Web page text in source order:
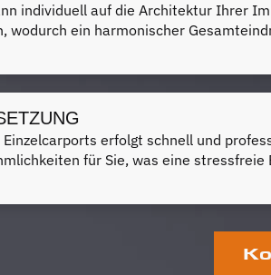
individuell auf die Architektur Ihrer
wodurch ein harmonischer
erfolgt schnell und
für Sie, was eine stressfreie